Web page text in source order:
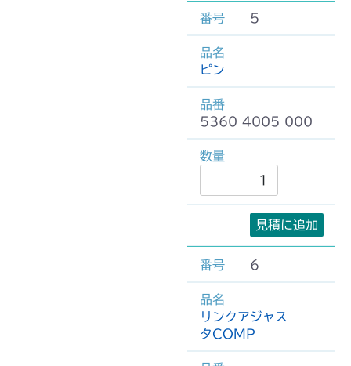
5
ピン
5360 4005 000
見積に追加
6
リンクアジャス
タCOMP